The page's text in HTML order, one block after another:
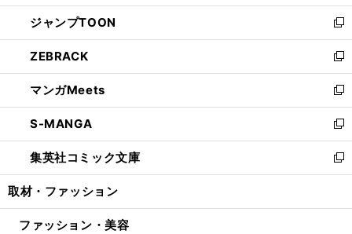
開
く
ウ
で
開
く
ン
ド
ウ
で
開
く
ウ
ィ
ン
ド
ウ
で
開
く
し
い
ウ
ィ
ン
ド
ウ
で
開
く
ジャンプTOON
新
し
い
ウ
ィ
ン
ド
ウ
で
開
ZEBRACK
新
し
い
ウ
ィ
ン
ド
ウ
開
マンガMeets
新
し
い
ウ
ィ
ン
ウ
S-MANGA
新
し
い
ウ
ン
集英社コミック文庫
新
し
ウ
取材・ファッション
ファッション・美容